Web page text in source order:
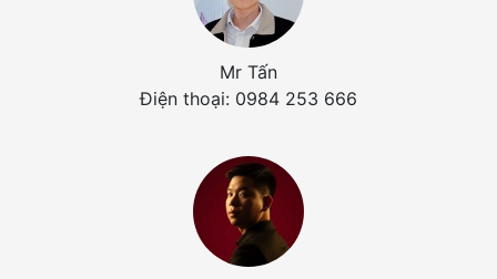
Mr Tấn
Điện thoại: 0984 253 666